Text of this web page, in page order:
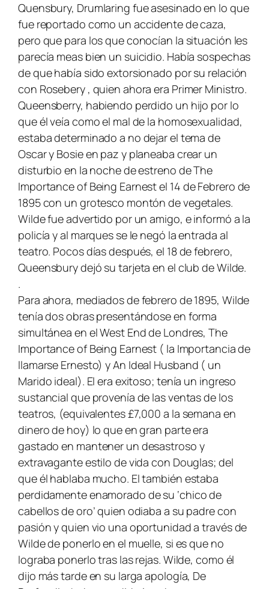
Quensbury, Drumlaring fue asesinado en lo que
fue reportado como un accidente de caza,
pero que para los que conocían la situación les
parecía meas bien un suicidio. Había sospechas
de que había sido extorsionado por su relación
con Rosebery , quien ahora era Primer Ministro.
Queensberry, habiendo perdido un hijo por lo
que él veía como el mal de la homosexualidad,
estaba determinado a no dejar el tema de
Oscar y Bosie en paz y planeaba crear un
disturbio en la noche de estreno deThe
Importance of Being Earnestel 14 de Febrero de
1895 con un grotesco montón de vegetales.
Wilde fue advertido por un amigo, e informó a la
policía y al marques se le negó la entrada al
teatro. Pocos días después, el 18 de febrero,
Queensbury dejó su tarjeta en el club de Wilde.
.
Para ahora, mediados de febrero de 1895, Wilde
tenía dos obras presentándose en forma
simultánea en el West End de Londres,The
Importance of Being Earnest ( la Importancia de
llamarse Ernesto) yAn Ideal Husband ( un
Marido ideal). El era exitoso; tenía un ingreso
sustancial que provenía de las ventas de los
teatros, (equivalentes£7,000 a la semana en
dinero de hoy) lo que en gran parte era
gastado en mantener un desastroso y
extravagante estilo de vida con Douglas; del
que él hablaba mucho. El también estaba
perdidamente enamorado de su ‘chico de
cabellos de oro’ quien odiaba a su padre con
pasión y quien vio una oportunidad a través de
Wilde de ponerlo en el muelle, si es que no
lograba ponerlo tras las rejas. Wilde, como él
dijo más tarde en su larga apología, De